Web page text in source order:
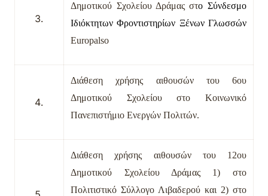
Δημοτικού Σχολείου Δράμας στο Σύνδεσμο
Ιδιόκτητων Φροντιστηρίων Ξένων Γλωσσών
Europalso
Διάθεση χρήσης αιθουσών του 6ου
Δημοτικού Σχολείου στο Κοινωνικό
Πανεπιστήμιο Ενεργών Πολιτών.
Διάθεση χρήσης αιθουσών του 12ου
Δημοτικού Σχολείου Δράμας 1) στο
Πολιτιστικό Σύλλογο Λιβαδερού και 2) στο